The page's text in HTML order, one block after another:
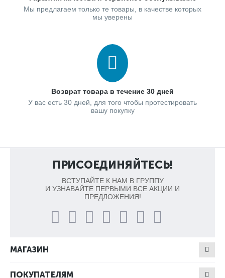
Мы предлагаем только те товары, в качестве которых
мы уверены
Возврат товара в течение 30 дней
У вас есть 30 дней, для того чтобы протестировать
вашу покупку
ПРИСОЕДИНЯЙТЕСЬ!
ВСТУПАЙТЕ К НАМ В ГРУППУ
И УЗНАВАЙТЕ ПЕРВЫМИ ВСЕ АКЦИИ И
ПРЕДЛОЖЕНИЯ!
МАГАЗИН
ПОКУПАТЕЛЯМ